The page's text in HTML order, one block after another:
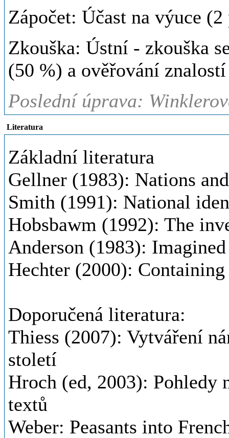
Zápočet: Účast na výuce
Zkouška: Ústní - zkouška
(50 %) a ověřování
Poslední úprava:
Literatura
Základní literatura
Gellner (1983): Nations
Smith (1991): National
Hobsbawm (1992): The
Anderson (1983):
Hechter (2000):
Doporučená literatura:
Thiess (2007): Vytváření
století
Hroch (ed, 2003): Pohledy
textů
Weber: Peasants into